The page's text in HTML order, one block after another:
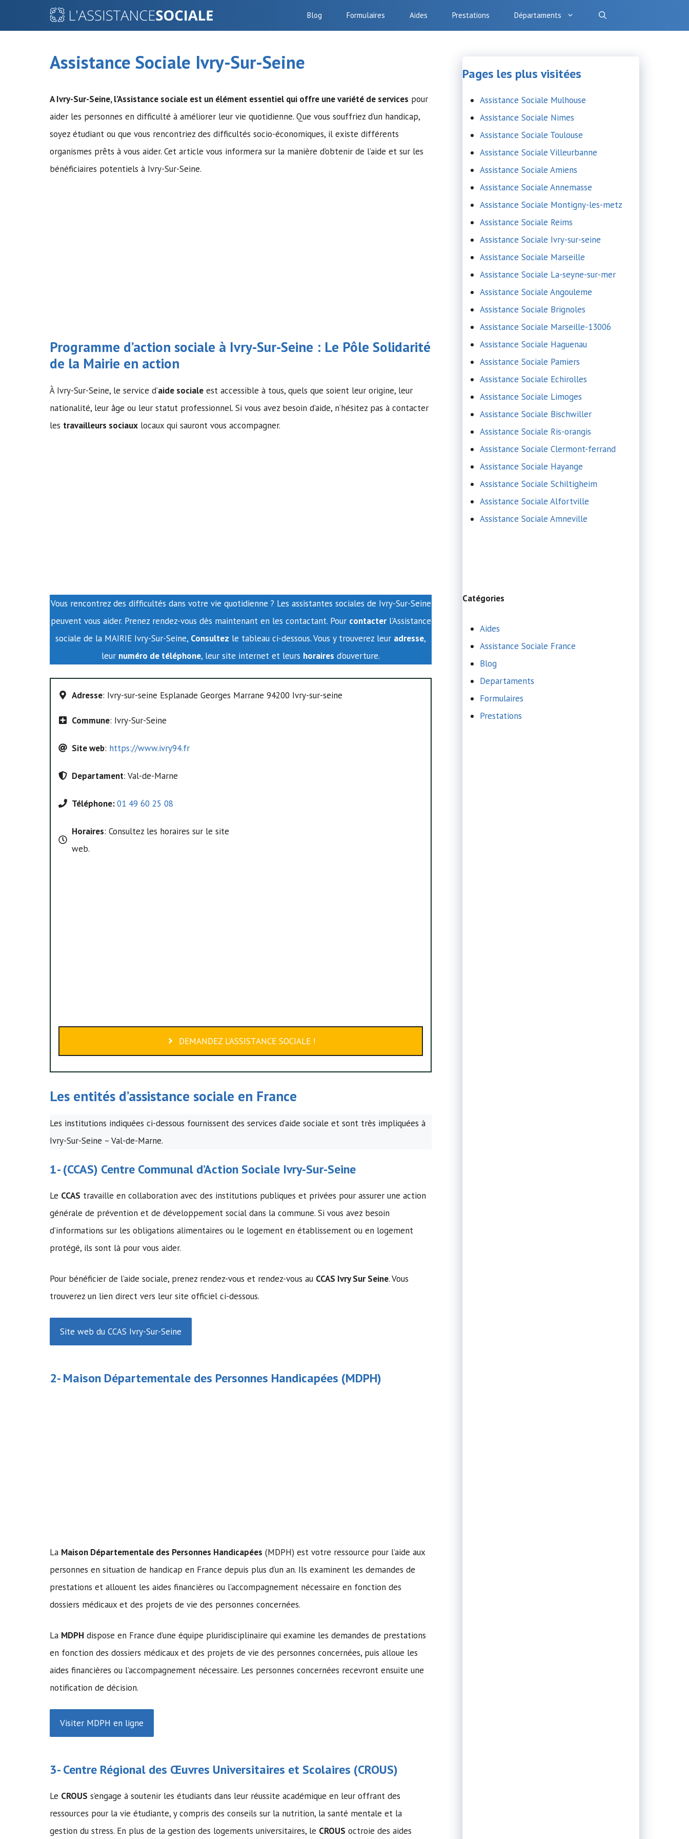
Blog Formulaires Aides Prestations Départaments
Assistance Sociale Ivry-Sur-Seine
A Ivry-Sur-Seine,l’Assistance sociale est un élément essentiel qui offre une variété de services pour
aider les personnes en difficulté à améliorer leur vie quotidienne. Que vous souffriez d’un handicap,
soyez étudiant ou que vous rencontriez des difficultés socio-économiques, il existe différents
organismes prêts à vous aider. Cet article vous informera sur la manière d’obtenir de l’aide et sur les
bénéficiaires potentiels à Ivry-Sur-Seine.
Programme d’action sociale à Ivry-Sur-Seine : Le Pôle Solidarité
de la Mairie en action
À Ivry-Sur-Seine, le service d’aide sociale est accessible à tous, quels que soient leur origine, leur
nationalité, leur âge ou leur statut professionnel. Si vous avez besoin d’aide, n’hésitez pas à contacter
les travailleurs sociaux locaux qui sauront vous accompagner.
Vous rencontrez des difficultés dans votre vie quotidienne ? Les assistantes sociales de Ivry-Sur-Seine
peuvent vous aider. Prenez rendez-vous dès maintenant en les contactant. Pour contacterl’Assistance
sociale de la MAIRIE Ivry-Sur-Seine, Consultez le tableau ci-dessous. Vous y trouverez leur adresse,
leur numéro de téléphone, leur site internet et leurs horaires d’ouverture.
Adresse: Ivry-sur-seine Esplanade Georges Marrane 94200 Ivry-sur-seine
Commune: Ivry-Sur-Seine
Site web: https://www.ivry94.fr
Departament: Val-de-Marne
Téléphone:01 49 60 25 08
Horaires: Consultez les horaires sur le site
web.
DEMANDEZ L’ASSISTANCE SOCIALE !
Les entités d’assistance sociale en France
Les institutions indiquées ci-dessous fournissent des services d’aide sociale et sont très impliquées à
Ivry-Sur-Seine – Val-de-Marne.
1- (CCAS) Centre Communal d’Action Sociale Ivry-Sur-Seine
Le CCAS travaille en collaboration avec des institutions publiques et privées pour assurer une action
générale de prévention et de développement social dans la commune. Si vous avez besoin
d’informations sur les obligations alimentaires ou le logement en établissement ou en logement
protégé, ils sont là pour vous aider.
Pour bénéficier de l’aide sociale, prenez rendez-vous et rendez-vous au CCAS Ivry Sur Seine. Vous
trouverez un lien direct vers leur site officiel ci-dessous.
Site web du CCAS Ivry-Sur-Seine
2-Maison Départementale des Personnes Handicapées (MDPH)
La Maison Départementale des Personnes Handicapées (MDPH) est votre ressource pour l’aide aux
personnes en situation de handicap en France depuis plus d’un an. Ils examinent les demandes de
prestations et allouent les aides financières ou l’accompagnement nécessaire en fonction des
dossiers médicaux et des projets de vie des personnes concernées.
La MDPH dispose en France d’une équipe pluridisciplinaire qui examine les demandes de prestations
en fonction des dossiers médicaux et des projets de vie des personnes concernées, puis alloue les
aides financières ou l’accompagnement nécessaire. Les personnes concernées recevront ensuite une
notification de décision.
Visiter MDPH en ligne
3- Centre Régional des Œuvres Universitaires et Scolaires (CROUS)
Le CROUS s’engage à soutenir les étudiants dans leur réussite académique en leur offrant des
ressources pour la vie étudiante, y compris des conseils sur la nutrition, la santé mentale et la
gestion du stress. En plus de la gestion des logements universitaires, le CROUS octroie des aides
Pages les plus visitées
Assistance Sociale Mulhouse
Assistance Sociale Nimes
Assistance Sociale Toulouse
Assistance Sociale Villeurbanne
Assistance Sociale Amiens
Assistance Sociale Annemasse
Assistance Sociale Montigny-les-metz
Assistance Sociale Reims
Assistance Sociale Ivry-sur-seine
Assistance Sociale Marseille
Assistance Sociale La-seyne-sur-mer
Assistance Sociale Angouleme
Assistance Sociale Brignoles
Assistance Sociale Marseille-13006
Assistance Sociale Haguenau
Assistance Sociale Pamiers
Assistance Sociale Echirolles
Assistance Sociale Limoges
Assistance Sociale Bischwiller
Assistance Sociale Ris-orangis
Assistance Sociale Clermont-ferrand
Assistance Sociale Hayange
Assistance Sociale Schiltigheim
Assistance Sociale Alfortville
Assistance Sociale Amneville
Catégories
Aides
Assistance Sociale France
Blog
Departaments
Formulaires
Prestations